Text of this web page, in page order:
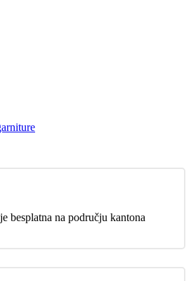
besplatna na području kantona